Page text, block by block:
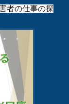
者の仕事の探